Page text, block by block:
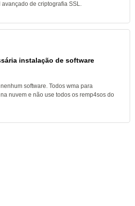
de criptografia SSL.
instalação de software
software. Todos wma para
nuvem e não use todos os remp4sos do